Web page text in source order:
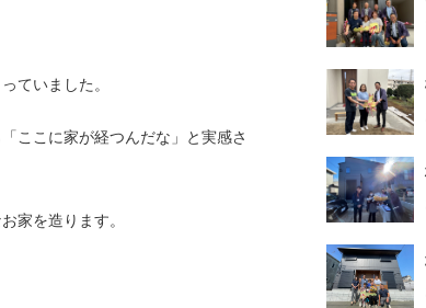
ていました。
ここに家が経つんだな」と実感さ
家を造ります。